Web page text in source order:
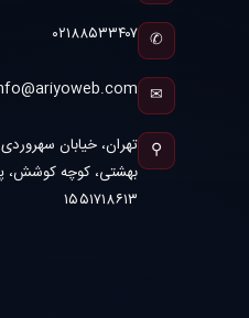
✆ ۰۲۱۸۸۵۳۳۴۰۷
✉
⚲ تهران، خیابان
۱۵۵۱۷۱۸۶۱۳